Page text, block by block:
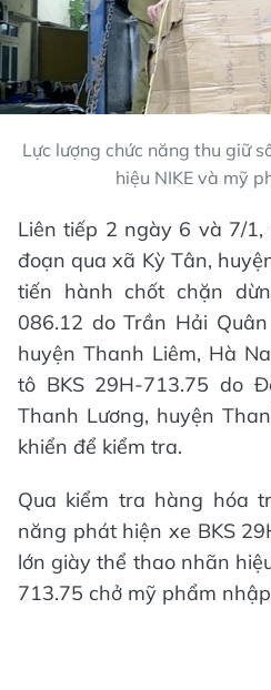
Lực lượng chức năng thu giữ
hiệu NIKE và mỹ
Liên tiếp 2 ngày 6 và 7/1,
đoạn qua xã Kỳ Tân,
tiến hành chốt chặn
086.12 do Trần Hải
huyện Thanh Liêm, Hà
tô BKS 29H-713.75 do
Thanh Lương, huyện
khiển để kiểm tra.
Qua kiểm tra hàng hóa
năng phát hiện xe BKS
lớn giày thể thao nhãn
713.75 chở mỹ phẩm